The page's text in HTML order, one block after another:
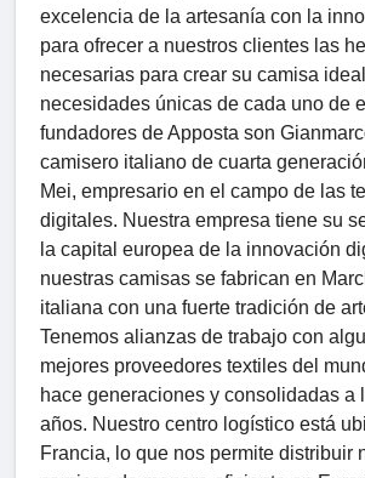
excelencia de la artesanía con la
para ofrecer a nuestros clientes las
necesarias para crear su camisa
necesidades únicas de cada uno de
fundadores de Apposta son
camisero italiano de cuarta
Mei, empresario en el campo de las
digitales. Nuestra empresa tiene su
la capital europea de la innovación
nuestras camisas se fabrican en
italiana con una fuerte tradición de
Tenemos alianzas de trabajo con
mejores proveedores textiles del
hace generaciones y consolidadas a
años. Nuestro centro logístico está
Francia, lo que nos permite distribuir